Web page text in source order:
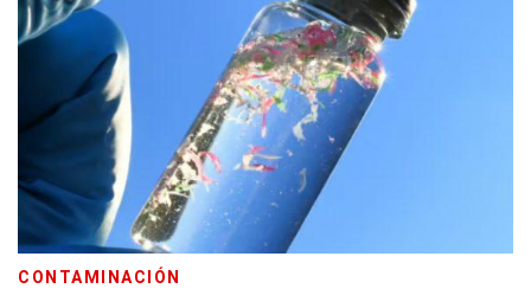
CONTAMINACIÓN